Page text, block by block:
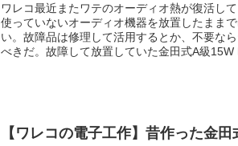
ワレコ最近またワテのオーディオ熱が復活し
使っていないオーディオ機器を放置したまま
い。故障品は修理して活用するとか、不要な
べきだ。故障して放置していた金田式A級15W
【ワレコの電子工作】昔作った金